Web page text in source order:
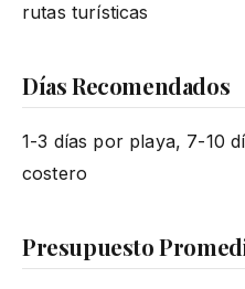
rutas turísticas
Días Recomendados
1-3 días por playa, 7-10
costero
Presupuesto